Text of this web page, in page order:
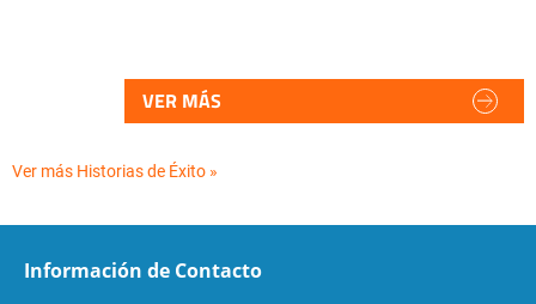
VER MÁS
Ver más Historias de Éxito »
Información de Contacto